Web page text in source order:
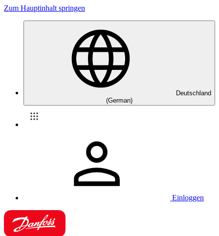
Zum Hauptinhalt springen
Deutschland
(German)
Einloggen